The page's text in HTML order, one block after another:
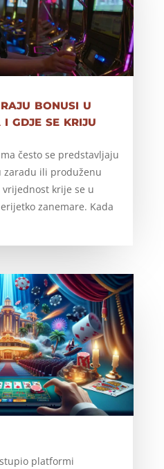
bonusi u
i gdje se kriju
često se predstavljaju
zaradu ili produženu
krije se u
zanemare. Kada
platformi